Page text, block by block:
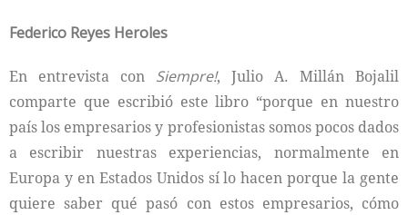
Federico Reyes Heroles
En entrevista con Siempre!, Julio A. Millán Bojalil
comparte que escribió este libro “porque en nuestro
país los empresarios y profesionistas somos pocos dados
a escribir nuestras experiencias, normalmente en
Europa y en Estados Unidos sí lo hacen porque la gente
quiere saber qué pasó con estos empresarios, cómo